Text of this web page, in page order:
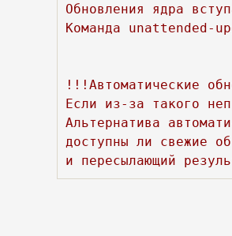
Обновления ядра
Команда unattended-
!!!Автоматические
Если из-за такого
Альтернатива
доступны ли свежие
и пересылающий